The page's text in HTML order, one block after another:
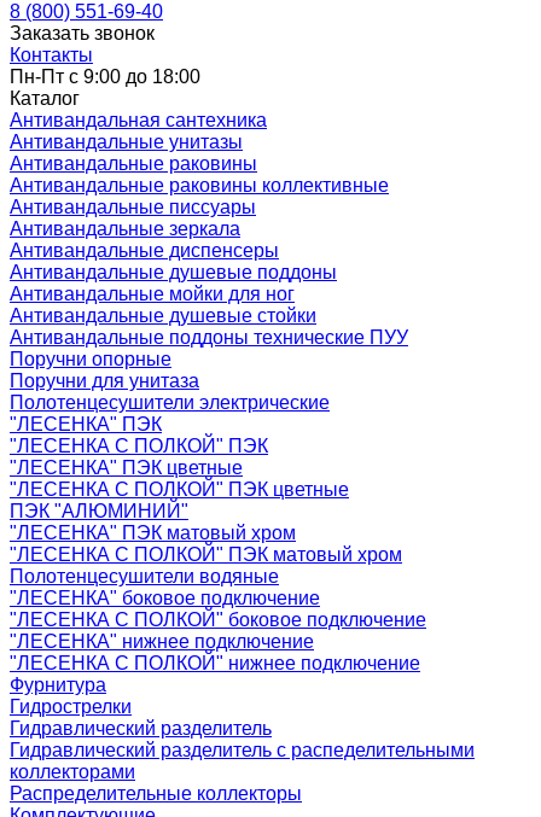
8 (800) 551-69-40
Заказать звонок
Контакты
Пн-Пт с 9:00 до 18:00
Каталог
Антивандальная сантехника
Антивандальные унитазы
Антивандальные раковины
Антивандальные раковины коллективные
Антивандальные писсуары
Антивандальные зеркала
Антивандальные диспенсеры
Антивандальные душевые поддоны
Антивандальные мойки для ног
Антивандальные душевые стойки
Антивандальные поддоны технические ПУУ
Поручни опорные
Поручни для унитаза
Полотенцесушители электрические
"ЛЕСЕНКА" ПЭК
"ЛЕСЕНКА С ПОЛКОЙ" ПЭК
"ЛЕСЕНКА" ПЭК цветные
"ЛЕСЕНКА С ПОЛКОЙ" ПЭК цветные
ПЭК "АЛЮМИНИЙ"
"ЛЕСЕНКА" ПЭК матовый хром
"ЛЕСЕНКА С ПОЛКОЙ" ПЭК матовый хром
Полотенцесушители водяные
"ЛЕСЕНКА" боковое подключение
"ЛЕСЕНКА С ПОЛКОЙ" боковое подключение
"ЛЕСЕНКА" нижнее подключение
"ЛЕСЕНКА С ПОЛКОЙ" нижнее подключение
Фурнитура
Гидрострелки
Гидравлический разделитель
Гидравлический разделитель с распеделительными
коллекторами
Распределительные коллекторы